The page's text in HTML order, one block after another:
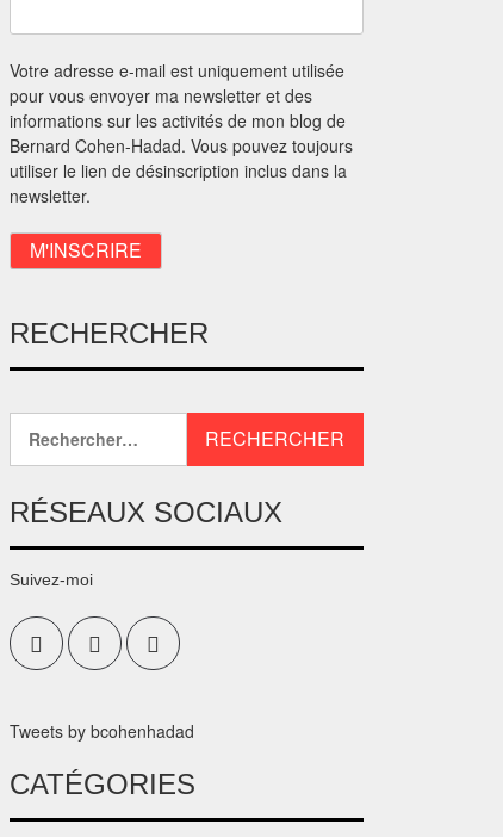
Votre adresse e-mail est uniquement utilisée
pour vous envoyer ma newsletter et des
informations sur les activités de mon blog de
Bernard Cohen-Hadad. Vous pouvez toujours
utiliser le lien de désinscription inclus dans la
newsletter.
RECHERCHER
RÉSEAUX SOCIAUX
Suivez-moi
Tweets by bcohenhadad
CATÉGORIES